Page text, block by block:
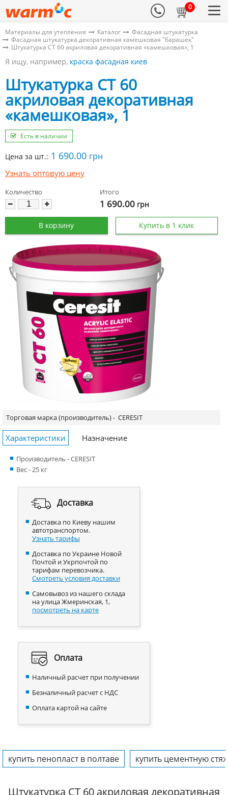
0
Материалы для утепления Каталог
Фасадная штукатурка
Фасадная штукатурка декоративная камешковая "барашек"
Штукатурка CT 60 акриловая декоративная «камешковая», 1
Я ищу, например, краска фасадная киев
Штукатурка CT 60
акриловая декоративная
«камешковая», 1
Есть в наличии
Цена за шт.: 1 690.00 грн
Узнать оптовую цену
Количество Итого
1 690.00 грн
В корзину Купить в 1 клик
Торговая марка (производитель) - CERESIT
Характеристики Назначение
Производитель - CERESIT
Вес - 25 кг
Доставка
Доставка по Киеву нашим
автотранспортом.
Узнать тарифы
Доставка по Украине Новой
Почтой и Укрпочтой по
тарифам перевозчика.
Смотреть условия доставки
Самовывоз из нашего склада
на улица Жмеринская, 1,
посмотреть на карте
Оплата
Наличный расчет при получении
Безналичный расчет с НДС
Оплата картой на сайте
купить пенопласт в полтаве купить цементную
Штукатурка CT 60 акриловая декоративная